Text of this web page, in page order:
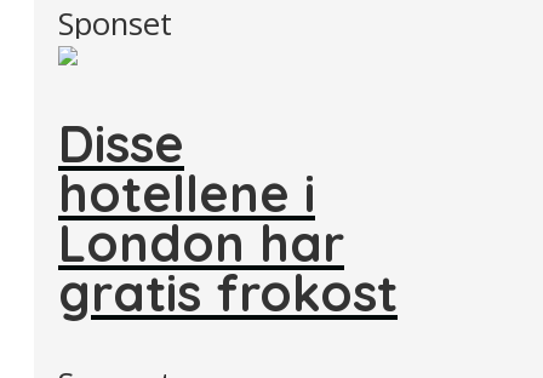
Sponset
Disse
hotellene i
London har
gratis frokost